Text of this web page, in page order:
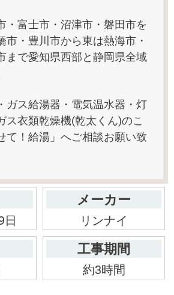
・富士市・沼津市・磐田市を
市・豊川市から東は熱海市・
まで愛知県西部と静岡県全域
ガス給湯器・電気温水器・灯
ス衣類乾燥機(乾太くん)のこ
て！給湯」へご相談お願い致
日
メーカー
リンナイ
工事期間
約3時間